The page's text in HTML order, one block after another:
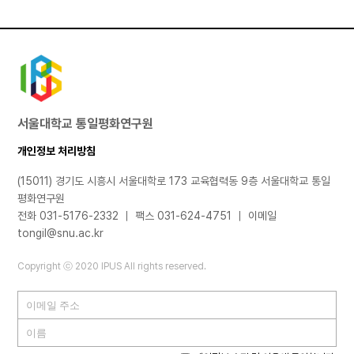
서울대학교 통일평화연구원
개인정보 처리방침
(15011) 경기도 시흥시 서울대학로 173 교육협력동 9층 서울대학교 통일
평화연구원
전화 031-5176-2332 ｜ 팩스 031-624-4751 ｜ 이메일
tongil@snu.ac.kr
Copyright ⓒ 2020 IPUS All rights reserved.